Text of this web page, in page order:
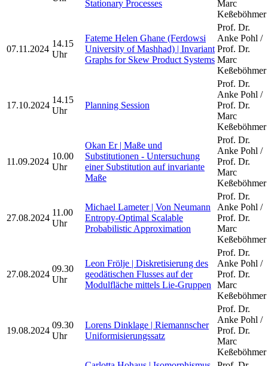
Stationary Processes
Marc
Keßeböhmer
07.11.2024
14.15
Uhr
Fateme Helen Ghane (Ferdowsi
University of Mashhad) | Invariant
Graphs for Skew Product Systems
Prof. Dr.
Anke Pohl /
Prof. Dr.
Marc
Keßeböhmer
17.10.2024
14.15
Uhr
Planning Session
Prof. Dr.
Anke Pohl /
Prof. Dr.
Marc
Keßeböhmer
11.09.2024
10.00
Uhr
Okan Er | Maße und
Substitutionen - Untersuchung
einer Substitution auf invariante
Maße
Prof. Dr.
Anke Pohl /
Prof. Dr.
Marc
Keßeböhmer
27.08.2024
11.00
Uhr
Michael Lameter | Von Neumann
Entropy-Optimal Scalable
Probabilistic Approximation
Prof. Dr.
Anke Pohl /
Prof. Dr.
Marc
Keßeböhmer
27.08.2024
09.30
Uhr
Leon Frölje | Diskretisierung des
geodätischen Flusses auf der
Modulfläche mittels Lie-Gruppen
Prof. Dr.
Anke Pohl /
Prof. Dr.
Marc
Keßeböhmer
19.08.2024
09.30
Uhr
Lorens Dinklage | Riemannscher
Uniformisierungssatz
Prof. Dr.
Anke Pohl /
Prof. Dr.
Marc
Keßeböhmer